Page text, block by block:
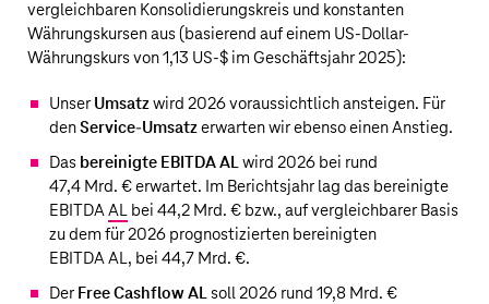
vergleichbaren Konsolidierungskreis und konstanten
Währungskursen aus (basierend auf einem US‑Dollar-
Währungskurs von 1,13 US‑$ im Geschäftsjahr 2025):
Unser Umsatzwird 2026 voraussichtlich ansteigen. Für
denService-Umsatzerwarten wir ebenso einen Anstieg.
Das bereinigte EBITDA ALwird 2026 bei rund
47,4 Mrd. €erwartet. Im Berichtsjahr lag das bereinigte
EBITDAAL bei 44,2 Mrd. € bzw., auf vergleichbarer Basis
zu dem für 2026 prognostizierten bereinigten
EBITDA AL, bei 44,7 Mrd. €.
Der Free Cashflow ALsoll 2026 rund 19,8 Mrd. €